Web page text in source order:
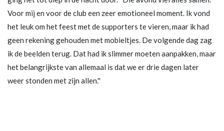
Voor mij en voor de club een zeer emotioneel moment. Ik vond
het leuk om het feest met de supporters te vieren, maar ik had
geen rekening gehouden met mobieltjes. De volgende dag zag
ik de beelden terug. Dat had ik slimmer moeten aanpakken, maar
het belangrijkste van allemaal is dat we er drie dagen later
weer stonden met zijn allen.''